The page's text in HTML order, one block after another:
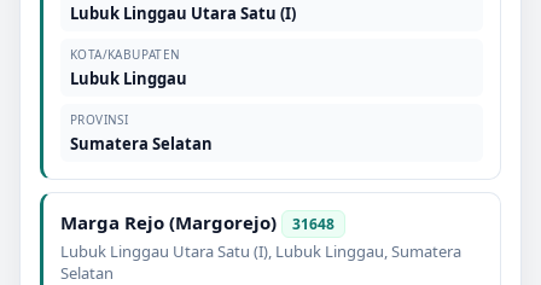
Lubuk Linggau Utara Satu (I)
KOTA/KABUPATEN
Lubuk Linggau
PROVINSI
Sumatera Selatan
Marga Rejo (Margorejo) 31648
Lubuk Linggau Utara Satu (I), Lubuk Linggau,Sumatera
Selatan